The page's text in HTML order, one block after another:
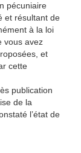
pécuniaire
et résultant de
à la loi
vous avez
et
cette
publication
de la
l’état de